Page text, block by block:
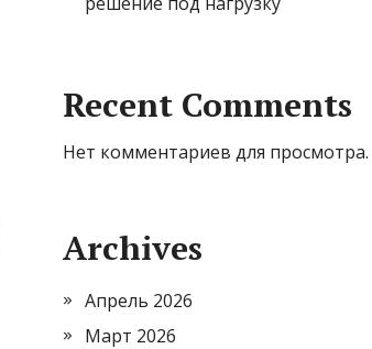
Recent Comments
Нет комментариев для просмотра.
Archives
Апрель 2026
Март 2026